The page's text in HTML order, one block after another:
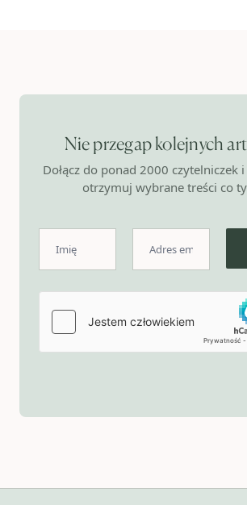
Nie przegap kolejnych
Dołącz do ponad 2000 czytelniczek
otrzymuj wybrane treści co